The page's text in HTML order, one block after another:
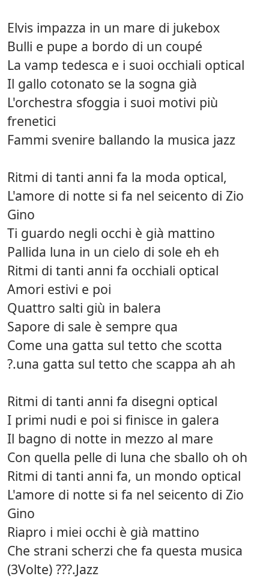
Elvis impazza in un mare di jukebox
Bulli e pupe a bordo di un coupé
La vamp tedesca e i suoi occhiali optical
Il gallo cotonato se la sogna già
L'orchestra sfoggia i suoi motivi più
frenetici
Fammi svenire ballando la musica jazz
Ritmi di tanti anni fa la moda optical,
L'amore di notte si fa nel seicento di Zio
Gino
Ti guardo negli occhi è già mattino
Pallida luna in un cielo di sole eh eh
Ritmi di tanti anni fa occhiali optical
Amori estivi e poi
Quattro salti giù in balera
Sapore di sale è sempre qua
Come una gatta sul tetto che scotta
?.una gatta sul tetto che scappa ah ah
Ritmi di tanti anni fa disegni optical
I primi nudi e poi si finisce in galera
Il bagno di notte in mezzo al mare
Con quella pelle di luna che sballo oh oh
Ritmi di tanti anni fa, un mondo optical
L'amore di notte si fa nel seicento di Zio
Gino
Riapro i miei occhi è già mattino
Che strani scherzi che fa questa musica
(3Volte) ???.Jazz